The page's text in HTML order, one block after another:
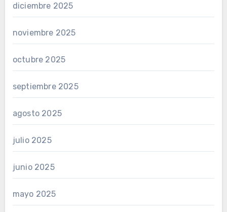
diciembre 2025
noviembre 2025
octubre 2025
septiembre 2025
agosto 2025
julio 2025
junio 2025
mayo 2025